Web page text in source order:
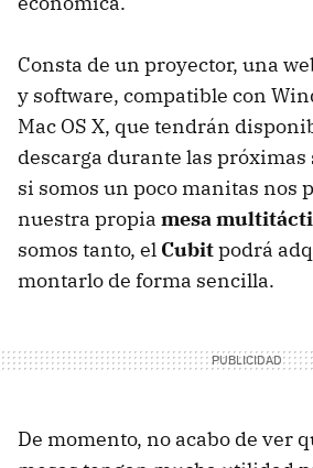
Consta de un proyector, una
y software, compatible con
Mac OS X, que tendrán
descarga durante las próximas
si somos un poco manitas nos
nuestra propia mesa
somos tanto, el Cubitpodrá
montarlo de forma sencilla.
De momento, no acabo de ver